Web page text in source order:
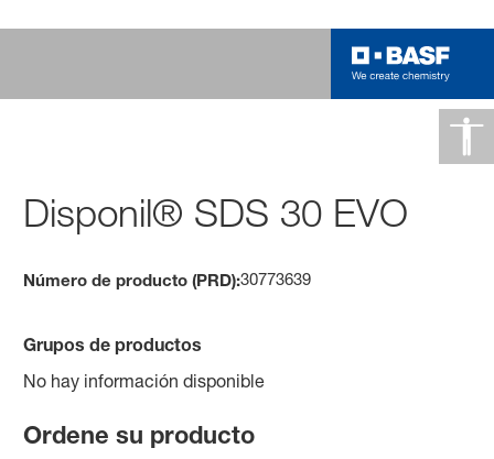
Disponil® SDS 30 EVO
Número de producto (PRD):30773639
Grupos de productos
No hay información disponible
Ordene su producto